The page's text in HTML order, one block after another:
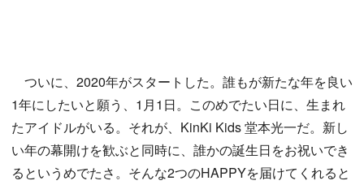
ついに、2020年がスタートした。誰もが新たな年を良い
1年にしたいと願う、1月1日。このめでたい日に、生まれ
たアイドルがいる。それが、KinKi Kids 堂本光一だ。新し
い年の幕開けを歓ぶと同時に、誰かの誕生日をお祝いでき
るというめでたさ。そんな2つのHAPPYを届けてくれると